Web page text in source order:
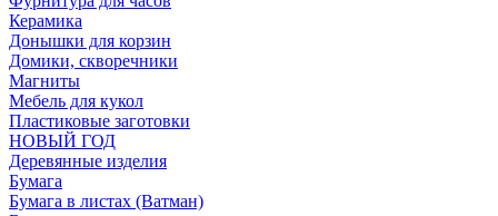
Керамика
Донышки для корзин
Домики, скворечники
Магниты
Мебель для кукол
Пластиковые заготовки
НОВЫЙ ГОД
Деревянные изделия
Бумага
Бумага в листах (Ватман)